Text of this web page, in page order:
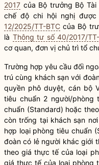
2017 của Bộ trưởng Bộ
chế độ chi hội nghị
12/2025/TT-BTC của Bộ
là Thông tư số 40/2017/
cơ quan, đơn vị chủ trì tổ
Trường hợp yêu cầu đối
trú cùng khách sạn với
quyền phô duyệt, cán bộ
tiêu chuẩn 2 người/
chuẩn (Standard) hoặc
còn trống tại khách sạn
hợp loại phòng tiêu chuẩn
đoàn có lẻ người khác giới
theo giá thực tế của loại
giá thực tế của loại phòng